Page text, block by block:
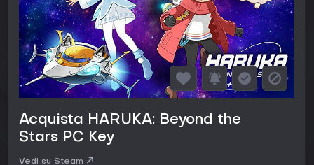
Acquista HARUKA: Beyond the
Stars PC Key
Vedi su Steam